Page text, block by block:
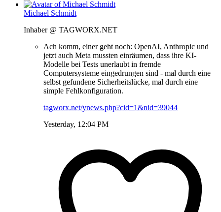
Michael Schmidt
Inhaber @ TAGWORX.NET
Ach komm, einer geht noch: OpenAI, Anthropic und
jetzt auch Meta mussten einräumen, dass ihre KI-
Modelle bei Tests unerlaubt in fremde
Computersysteme eingedrungen sind - mal durch eine
selbst gefundene Sicherheitslücke, mal durch eine
simple Fehlkonfiguration.
tagworx.net/ynews.php?cid=1&nid=39044
Yesterday, 12:04 PM